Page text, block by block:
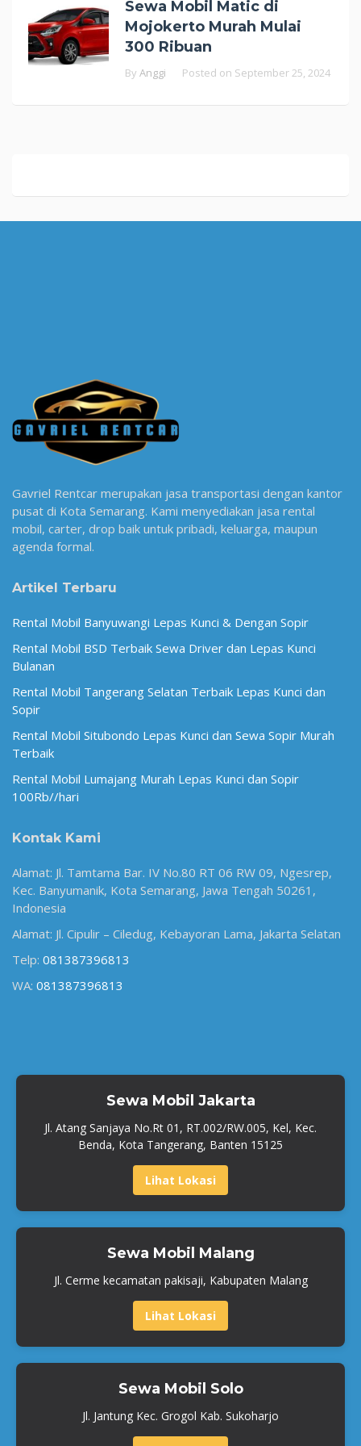
Sewa Mobil Matic di
Mojokerto Murah Mulai
300 Ribuan
By Anggi Posted on September 25, 2024
Gavriel Rentcar merupakan jasa transportasi dengan kantor
pusat di Kota Semarang. Kami menyediakan jasa rental
mobil, carter, drop baik untuk pribadi, keluarga, maupun
agenda formal.
Artikel Terbaru
Rental Mobil Banyuwangi Lepas Kunci & Dengan Sopir
Rental Mobil BSD Terbaik Sewa Driver dan Lepas Kunci
Bulanan
Rental Mobil Tangerang Selatan Terbaik Lepas Kunci dan
Sopir
Rental Mobil Situbondo Lepas Kunci dan Sewa Sopir Murah
Terbaik
Rental Mobil Lumajang Murah Lepas Kunci dan Sopir
100Rb//hari
Kontak Kami
Alamat: Jl. Tamtama Bar. IV No.80 RT 06 RW 09, Ngesrep,
Kec. Banyumanik, Kota Semarang, Jawa Tengah 50261,
Indonesia
Alamat: Jl. Cipulir – Ciledug, Kebayoran Lama, Jakarta Selatan
Telp: 081387396813
WA: 081387396813
Sewa Mobil Jakarta
Jl. Atang Sanjaya No.Rt 01, RT.002/RW.005, Kel, Kec.
Benda, Kota Tangerang, Banten 15125
Lihat Lokasi
Sewa Mobil Malang
Jl. Cerme kecamatan pakisaji, Kabupaten Malang
Lihat Lokasi
Sewa Mobil Solo
Jl. Jantung Kec. Grogol Kab. Sukoharjo